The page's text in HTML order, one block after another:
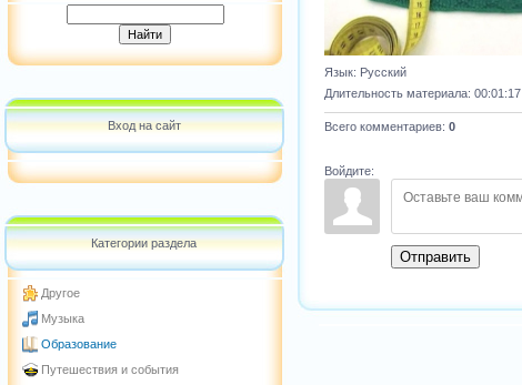
Вход на сайт
Категории раздела
Другое
Музыка
Образование
Путешествия и события
Язык: Русский
Длительность материала: 00:01:17
Всего комментариев: 0
Войдите:
Отправить